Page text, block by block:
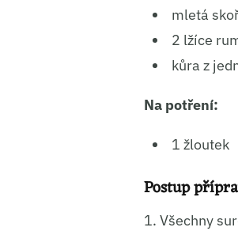
mletá
2 lžíce
kůra z
Na potření:
1 žloutek
Postup
1. Všechny